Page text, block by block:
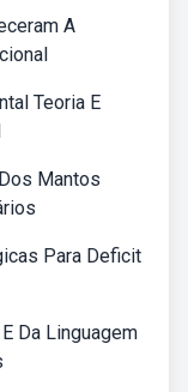
A
Teoria E
Mantos
Para Deficit
Da Linguagem